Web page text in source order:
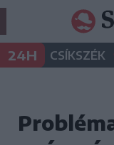
24H CSÍKSZÉK